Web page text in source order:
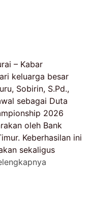
– Kabar
keluarga besar
Sobirin, S.Pd.,
sebagai Duta
2026
oleh Bank
Keberhasilan ini
sekaligus